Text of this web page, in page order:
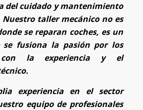
del cuidado y mantenimiento
taller mecánico no es
se reparan coches, es un
se fusiona la pasión por los
con la experiencia y el
experiencia en el sector
equipo de profesionales